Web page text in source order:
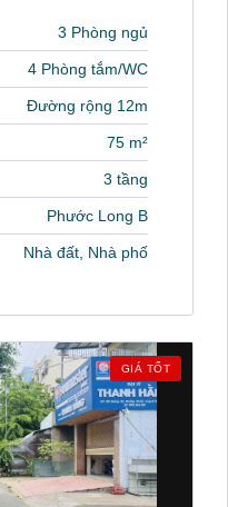
3 Phòng ngủ
4 Phòng tắm/WC
Đường rộng 12m
75 m²
3 tầng
Phước Long B
Nhà đất, Nhà phố
GIÁ TỐT